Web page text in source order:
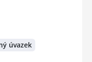
úvazek